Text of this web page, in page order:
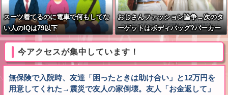
スーツ着てるのに電車で何もしてな
い人のIQは79以下
おじさんファッション論争→次のタ
ーゲットはボディバッグ?パーカー
もダメハーフパンツもダメ悲鳴も
今アクセスが集中しています！
無保険で入院時、友達「困ったときは助け合い」と12万円を
用意してくれた→震災で友人の家倒壊。友人「お金返して」